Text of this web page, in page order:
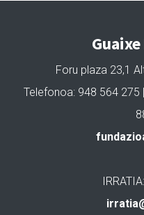
Foru plaza 23,1
Telefonoa: 948 564 275